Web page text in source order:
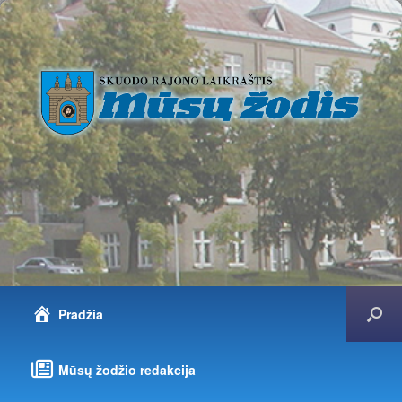
Pradžia
Mūsų žodžio redakcija